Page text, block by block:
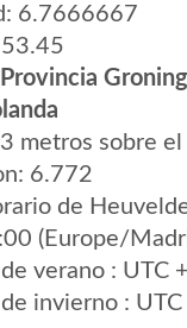
6.7666667
Provincia
metros sobre el
6.772
de
(Europe/
verano : UTC
invierno :